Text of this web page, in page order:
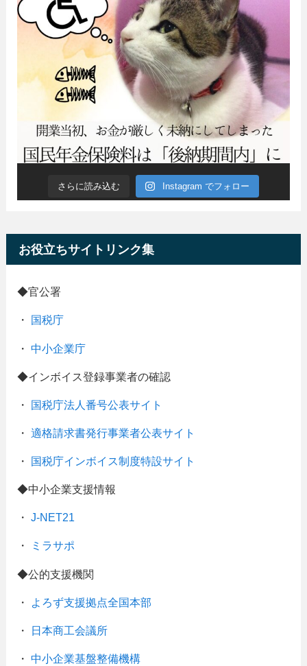
さらに読み込む Instagram でフォロー
お役立ちサイトリンク集
◆官公署
・ 国税庁
・ 中小企業庁
◆インボイス登録事業者の確認
・ 国税庁法人番号公表サイト
・ 適格請求書発行事業者公表サイト
・ 国税庁インボイス制度特設サイト
◆中小企業支援情報
・ J-NET21
・ ミラサポ
◆公的支援機関
・ よろず支援拠点全国本部
・ 日本商工会議所
・ 中小企業基盤整備機構